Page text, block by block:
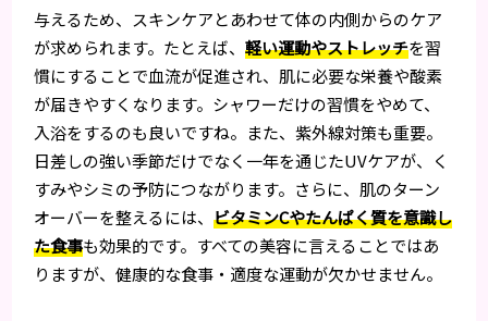
与えるため、スキンケアとあわせて体の内側からのケア
が求められます。たとえば、軽い運動やストレッチを習
慣にすることで血流が促進され、肌に必要な栄養や酸素
が届きやすくなります。シャワーだけの習慣をやめて、
入浴をするのも良いですね。また、紫外線対策も重要。
日差しの強い季節だけでなく一年を通じたUVケアが、く
すみやシミの予防につながります。さらに、肌のターン
オーバーを整えるには、ビタミンCやたんぱく質を意識し
た食事も効果的です。すべての美容に言えることではあ
りますが、健康的な食事・適度な運動が欠かせません。